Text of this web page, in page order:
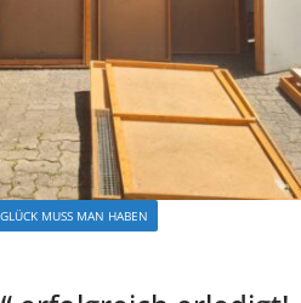
GLÜCK MUSS MAN HABEN